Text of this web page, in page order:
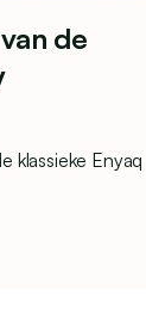
de
klassieke Enyaq